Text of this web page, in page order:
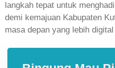
langkah tepat untuk
demi kemajuan Kabupaten
masa depan yang lebih